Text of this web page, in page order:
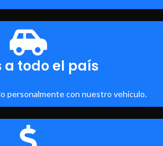
a todo el país
personalmente con nuestro vehículo.